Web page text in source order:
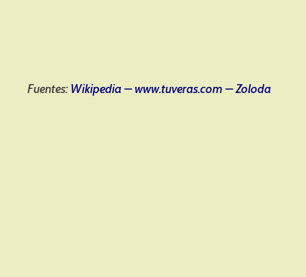
Fuentes:Wikipedia – www.tuveras.com – Zoloda